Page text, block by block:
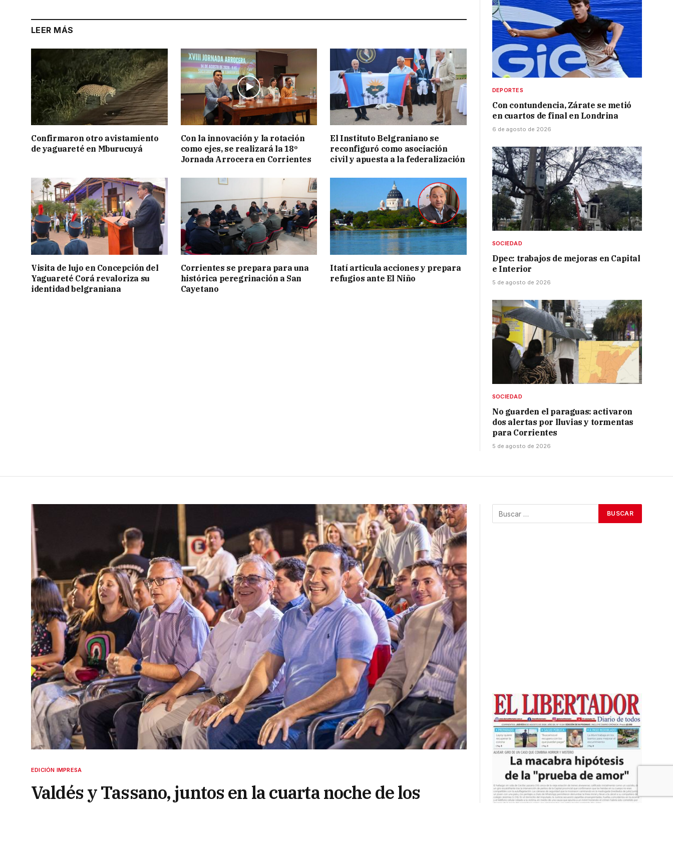
LEER MÁS
Confirmaron otro avistamiento
de yaguareté en Mburucuyá
Con la innovación y la rotación
como ejes, se realizará la 18º
Jornada Arrocera en Corrientes
El Instituto Belgraniano se
reconfiguró como asociación
civil y apuesta a la federalización
Visita de lujo en Concepción del
Yaguareté Corá revaloriza su
identidad belgraniana
Corrientes se prepara para una
histórica peregrinación a San
Cayetano
Itatí articula acciones y prepara
refugios ante El Niño
DEPORTES
Con contundencia, Zárate se metió
en cuartos de final en Londrina
6 de agosto de 2026
SOCIEDAD
Dpec: trabajos de mejoras en Capital
e Interior
5 de agosto de 2026
SOCIEDAD
No guarden el paraguas: activaron
dos alertas por lluvias y tormentas
para Corrientes
5 de agosto de 2026
EDICIÓN IMPRESA
Valdés y Tassano, juntos en la cuarta noche de los